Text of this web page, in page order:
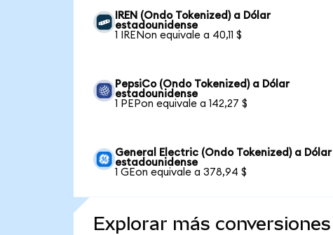
IREN (Ondo Tokenized) a Dólar
estadounidense
1 IRENon equivale a 40,11 $
PepsiCo (Ondo Tokenized) a Dólar
estadounidense
1 PEPon equivale a 142,27 $
General Electric (Ondo Tokenized) a Dólar
estadounidense
1 GEon equivale a 378,94 $
Explorar más conversiones